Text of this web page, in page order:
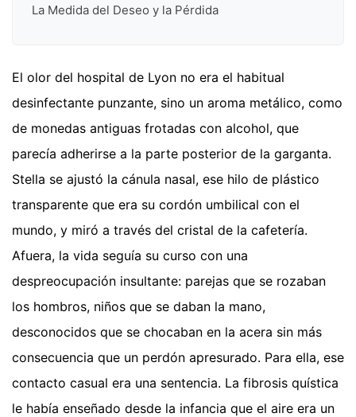
La Medida del Deseo y la Pérdida
El olor del hospital de Lyon no era el habitual
desinfectante punzante, sino un aroma metálico, como
de monedas antiguas frotadas con alcohol, que
parecía adherirse a la parte posterior de la garganta.
Stella se ajustó la cánula nasal, ese hilo de plástico
transparente que era su cordón umbilical con el
mundo, y miró a través del cristal de la cafetería.
Afuera, la vida seguía su curso con una
despreocupación insultante: parejas que se rozaban
los hombros, niños que se daban la mano,
desconocidos que se chocaban en la acera sin más
consecuencia que un perdón apresurado. Para ella, ese
contacto casual era una sentencia. La fibrosis quística
le había enseñado desde la infancia que el aire era un